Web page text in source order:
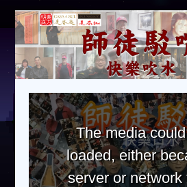
The media
loaded, either
server or network